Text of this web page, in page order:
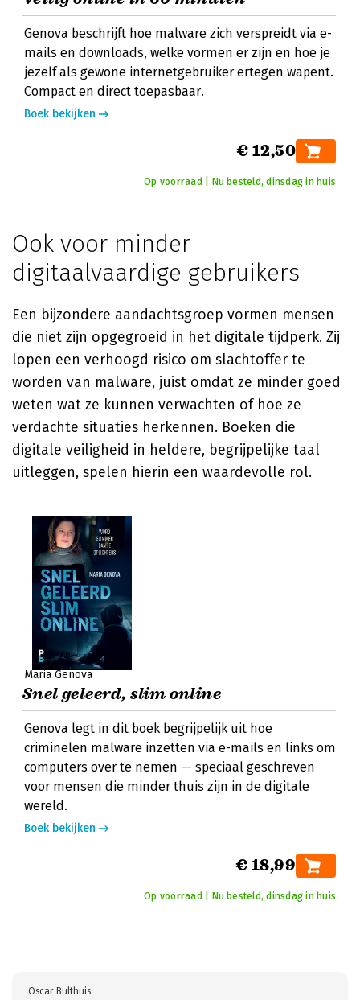
Genova beschrijft hoe malware zich verspreidt via e-
mails en downloads, welke vormen er zijn en hoe je
jezelf als gewone internetgebruiker ertegen wapent.
Compact en direct toepasbaar.
Boek bekijken
€ 12,50
Op voorraad | Nu besteld, dinsdag in huis
Ook voor minder
digitaalvaardige gebruikers
Een bijzondere aandachtsgroep vormen mensen
die niet zijn opgegroeid in het digitale tijdperk. Zij
lopen een verhoogd risico om slachtoffer te
worden van malware, juist omdat ze minder goed
weten wat ze kunnen verwachten of hoe ze
verdachte situaties herkennen. Boeken die
digitale veiligheid in heldere, begrijpelijke taal
uitleggen, spelen hierin een waardevolle rol.
Maria Genova
Snel geleerd, slim online
Genova legt in dit boek begrijpelijk uit hoe
criminelen malware inzetten via e-mails en links om
computers over te nemen — speciaal geschreven
voor mensen die minder thuis zijn in de digitale
wereld.
Boek bekijken
€ 18,99
Op voorraad | Nu besteld, dinsdag in huis
Oscar Bulthuis